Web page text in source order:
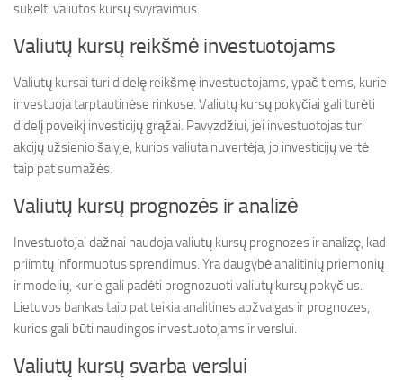
sukelti valiutos kursų svyravimus.
Valiutų kursų reikšmė investuotojams
Valiutų kursai turi didelę reikšmę investuotojams, ypač tiems, kurie
investuoja tarptautinėse rinkose. Valiutų kursų pokyčiai gali turėti
didelį poveikį investicijų grąžai. Pavyzdžiui, jei investuotojas turi
akcijų užsienio šalyje, kurios valiuta nuvertėja, jo investicijų vertė
taip pat sumažės.
Valiutų kursų prognozės ir analizė
Investuotojai dažnai naudoja valiutų kursų prognozes ir analizę, kad
priimtų informuotus sprendimus. Yra daugybė analitinių priemonių
ir modelių, kurie gali padėti prognozuoti valiutų kursų pokyčius.
Lietuvos bankas taip pat teikia analitines apžvalgas ir prognozes,
kurios gali būti naudingos investuotojams ir verslui.
Valiutų kursų svarba verslui